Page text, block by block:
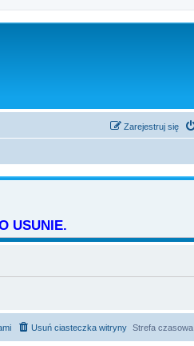
Zarejestruj się
USUNIE.
Strefa czasowa
Usuń ciasteczka witryny